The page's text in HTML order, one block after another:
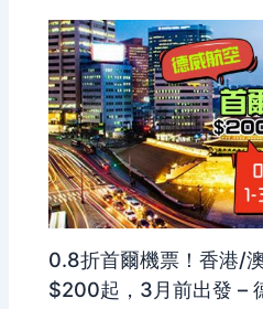
0.8折首爾機票！香港/
$200起，3月前出發 –